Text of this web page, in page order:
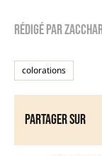
Rédigé par
colorations
Partager sur